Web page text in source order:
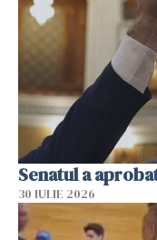
Senatul a
30 IULIE 2026